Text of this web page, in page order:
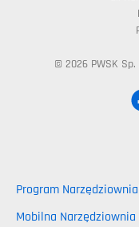
© 2026 PWSK
Program
Mobilna